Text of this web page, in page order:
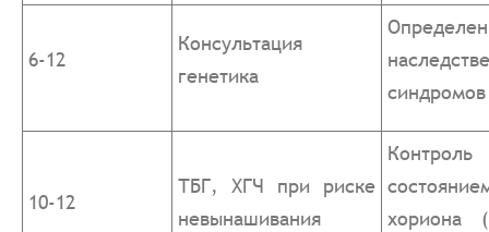
6-12
Консультация
генетика
синдромов
10-12
ТБГ, ХГЧ при риске
невынашивания
хориона